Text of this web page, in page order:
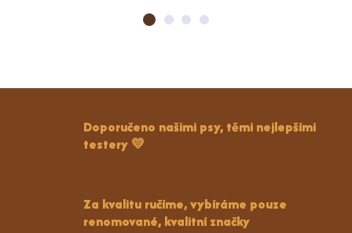
Doporučeno našimi psy, těmi nejlepšími
testery 💛
Za kvalitu ručíme, vybíráme pouze
renomované, kvalitní značky